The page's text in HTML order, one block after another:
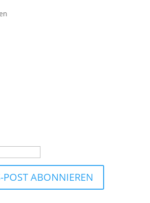
POST ABONNIEREN